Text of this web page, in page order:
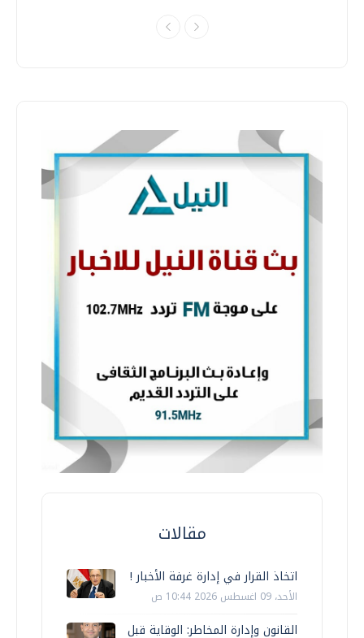
مقالات
اتخاذ القرار في إدارة غرفة الأخبار !
الأحد، 09 اغسطس 2026 10:44 ص
القانون وإدارة المخاطر: الوقاية قبل